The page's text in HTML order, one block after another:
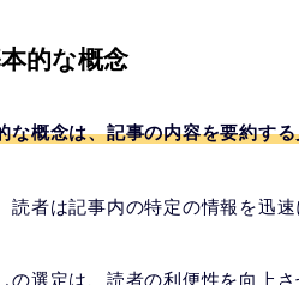
的な概念
な概念は、記事の内容を要約す
読者は記事内の特定の情報を迅
の選定は、読者の利便性を向上さ